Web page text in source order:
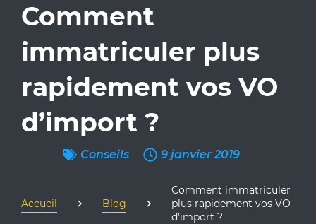
Comment
immatriculer plus
rapidement vos VO
d’import ?
Conseils 9 janvier 2019
Accueil Blog
Comment immatriculer
plus rapidement vos VO
d’import ?